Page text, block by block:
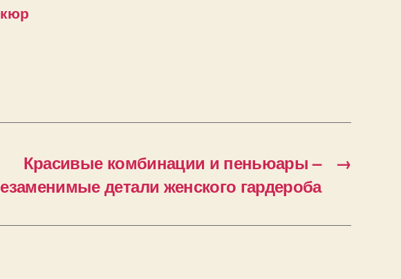
→
Красивые комбинации и пеньюары –
детали женского гардероба